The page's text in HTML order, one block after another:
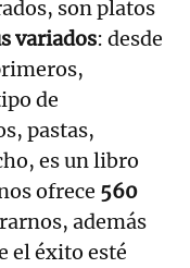
son platos
variados: desde
de
pastas,
es un libro
ofrece 560
además
el éxito esté